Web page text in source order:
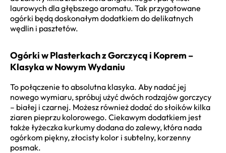
laurowych dla głębszego aromatu. Tak przygotowane
ogórki będą doskonałym dodatkiem do delikatnych
wędlin i pasztetów.
Ogórki w Plasterkach z Gorczycą i Koprem –
Klasyka w Nowym Wydaniu
To połączenie to absolutna klasyka. Aby nadać jej
nowego wymiaru, spróbuj użyć dwóch rodzajów gorczycy
– białej i czarnej. Możesz również dodać do słoików kilka
ziaren pieprzu kolorowego. Ciekawym dodatkiem jest
także łyżeczka kurkumy dodana do zalewy, która nada
ogórkom piękny, złocisty kolor i subtelny, korzenny
posmak.